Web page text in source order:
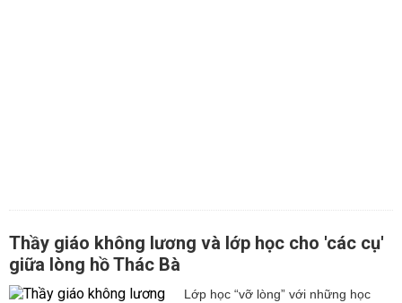
Thầy giáo không lương và lớp học cho 'các cụ'
giữa lòng hồ Thác Bà
Lớp học “vỡ lòng” với những học